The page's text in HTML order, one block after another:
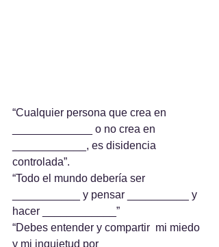
“Cualquier persona que crea en
_____________ o no crea en
____________, es disidencia
controlada”.
“Todo el mundo debería ser
___________ y pensar __________ y
hacer ____________”
“Debes entender y compartir  mi miedo
y mi inquietud por _______________